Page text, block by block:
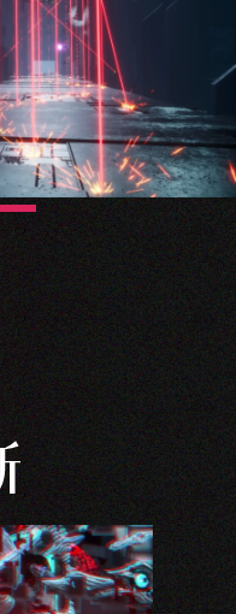
たち。
いるが、それぞれに
別の使命を持って活
う大目的のために相